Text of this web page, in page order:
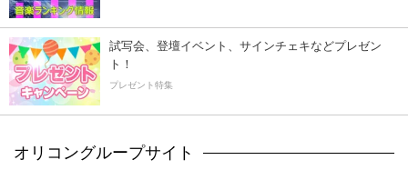
試写会、登壇イベント、サインチェキなどプレゼン
ト！
プレゼント特集
オリコングループサイト